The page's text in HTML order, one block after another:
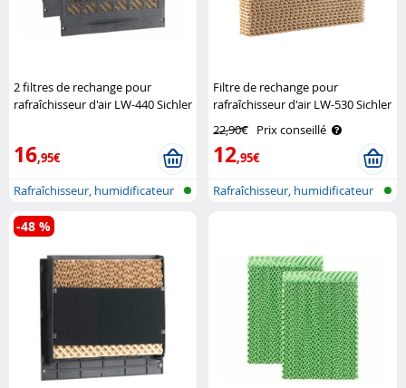
2 filtres de rechange pour
rafraîchisseur d'air LW-440 Sichler
16,95€
Rafraîchisseur, humidificateur
et p..
Filtre de rechange pour
rafraîchisseur d'air LW-530 Sichler
22,90€ Prix conseillé
12,95€
Rafraîchisseur, humidificateur
-48 %